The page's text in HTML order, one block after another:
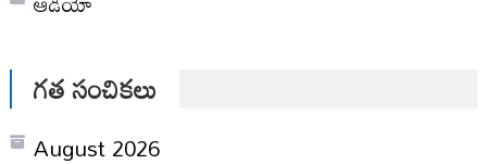
గత సంచికలు
August 2026